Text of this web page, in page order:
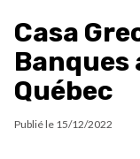
Casa
Québec
Publié le 15/12/2022